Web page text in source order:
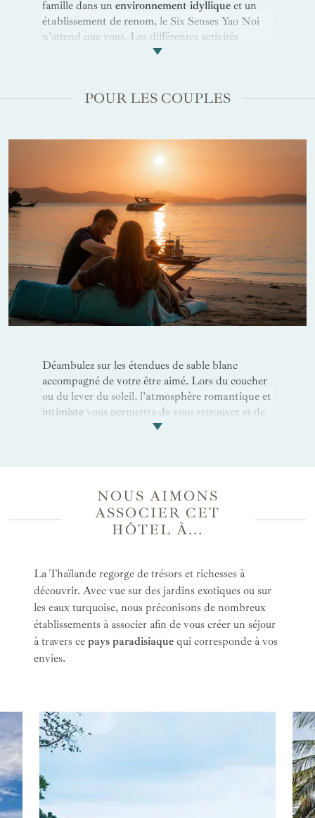
famille dans un environnement idyllique et un
établissement de renom, le Six Senses Yao Noi
n’attend que vous. Les différentes activités
sportives et excursions proposées sont idéales
nature thaïlandaise. Tous se réjouissent de partir
les familles. Les villas avec chambres séparées
aux enfants comme aux
parents tout en permettant de se réunir sur la
vaste terrasse au bord de la piscine. Des
inoubliablessont garantis.
POUR LES COUPLES
Déambulez sur les étendues de sable blanc
accompagné de votre être aimé. Lors du coucher
ou du lever du soleil, l’atmosphère romantique et
intimiste vous permettra de vous retrouver et de
vous ressourcer. Partagez une séance de soin à
d’un instant suspendu en amoureux, le repas
préparé uniquement pour vous au sein de votre
villa. Les paysages et les expériences passées au
Six Senses vous laisseront uneempreinte
NOUS AIMONS
ASSOCIER CET
HÔTEL À...
La Thaïlande regorge de trésors et richesses à
découvrir. Avec vue sur des jardins exotiques ou sur
les eaux turquoise, nous préconisons de nombreux
établissements à associer afin de vous créer un séjour
à travers ce pays paradisiaque qui corresponde à vos
envies.